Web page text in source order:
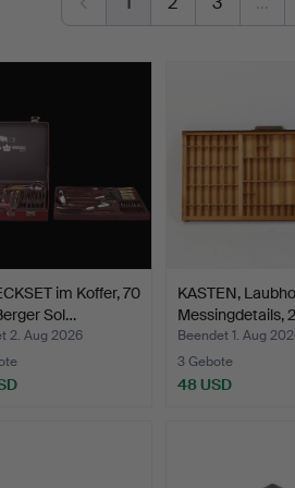
im Koffer, 70
Sol…
2. Aug 2026
KASTEN,
Messingdetails,
Beendet 1. Aug
3 Gebote
48 USD